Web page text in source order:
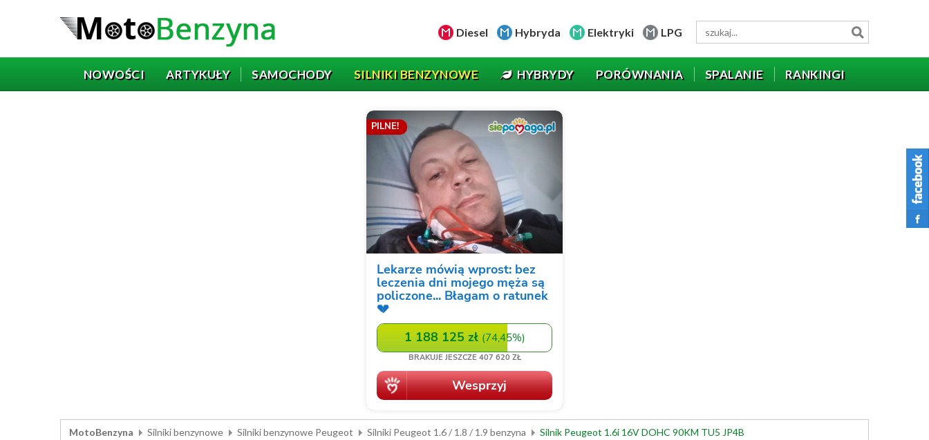
Diesel Hybryda Elektryki LPG
NOWOŚCI ARTYKUŁY SAMOCHODY SILNIKI BENZYNOWE HYBRYDY PORÓWNANIA SPALANIE RANKINGI
MotoBenzyna Silniki benzynowe Silniki benzynowe Peugeot Silniki Peugeot 1.6 / 1.8 / 1.9 benzyna Silnik Peugeot 1.6i 16V DOHC 90KM TU5 JP4B